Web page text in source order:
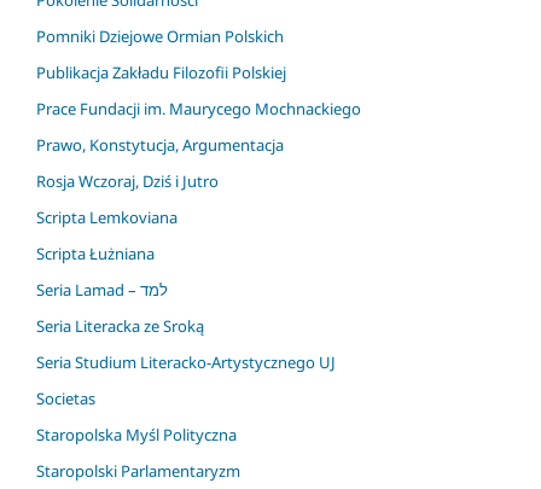
Pomniki Dziejowe Ormian Polskich
Publikacja Zakładu Filozofii Polskiej
Prace Fundacji im. Maurycego Mochnackiego
Prawo, Konstytucja, Argumentacja
Rosja Wczoraj, Dziś i Jutro
Scripta Lemkoviana
Scripta Łużniana
Seria Lamad – למד
Seria Literacka ze Sroką
Seria Studium Literacko-Artystycznego UJ
Societas
Staropolska Myśl Polityczna
Staropolski Parlamentaryzm